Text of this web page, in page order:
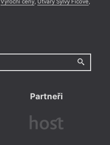
Výroční ceny, Útvary Sylvy Ficové,
Partneři